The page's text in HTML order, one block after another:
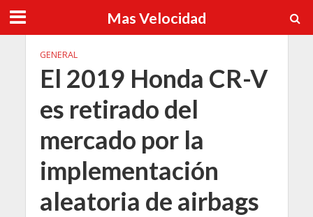
Mas Velocidad
GENERAL
El 2019 Honda CR-V
es retirado del
mercado por la
implementación
aleatoria de airbags